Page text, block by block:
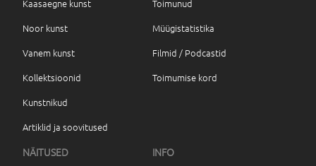
Kaasaegne kunst
Noor kunst
Vanem kunst
Kollektsioonid
Kunstnikud
Artiklid ja soovitused
Toimunud
Müügistatistika
Filmid / Podcastid
Toimumise kord
NÄITUSED INFO